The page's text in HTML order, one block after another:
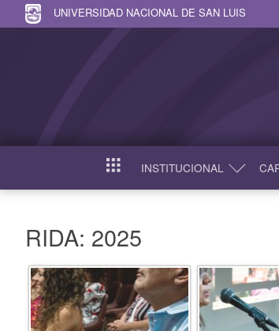
UNIVERSIDAD NACIONAL DE SAN LUIS
INICIO INSTITUCIONAL
RIDA: 2025